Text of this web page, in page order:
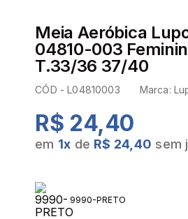
Meia Aeróbica
04810-003
T.33/36 37/40
CÓD -L04810003 Marca:
R$ 24,40
em 1x de R$ 24,40 sem
9990-PRETO